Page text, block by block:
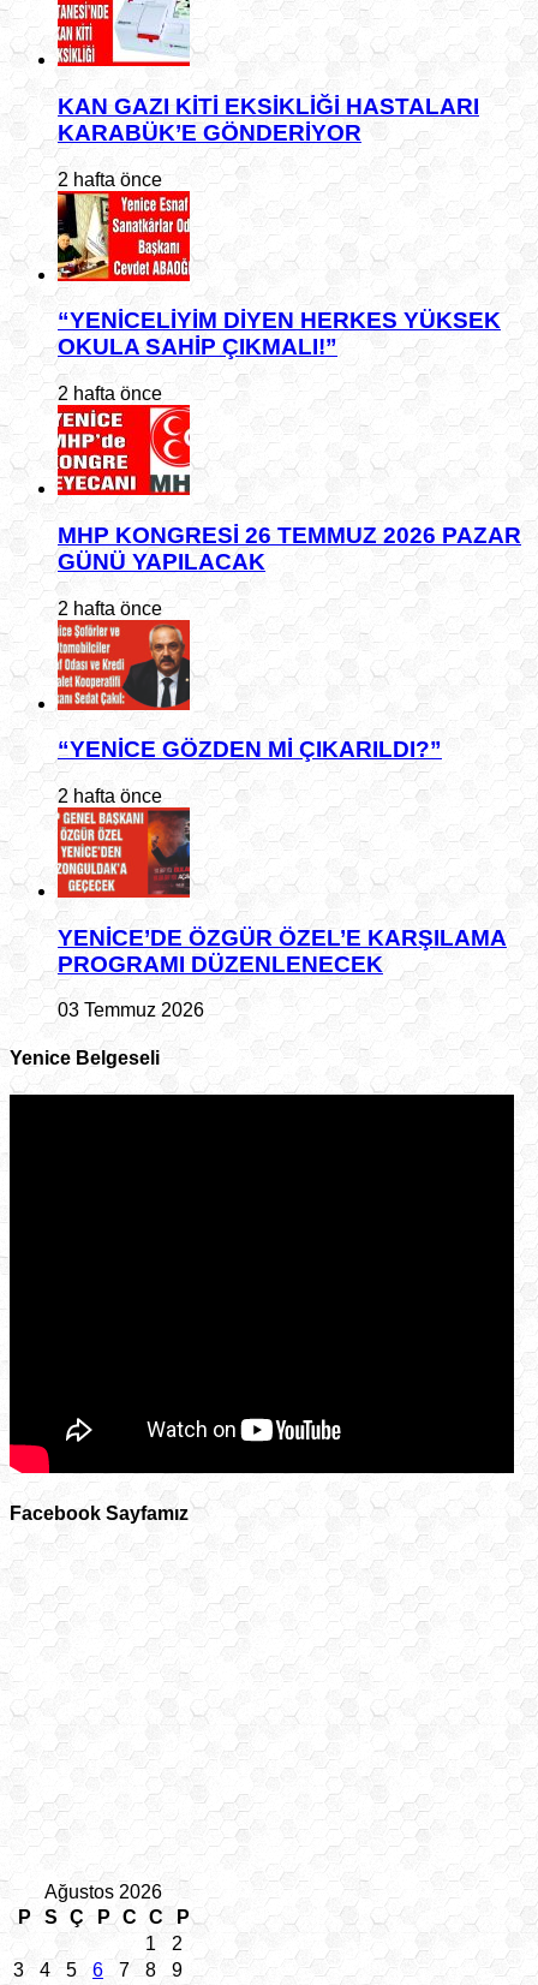
KAN GAZI KİTİ EKSİKLİĞİ HASTALARI
KARABÜK’E GÖNDERİYOR
2 hafta önce
“YENİCELİYİM DİYEN HERKES YÜKSEK
OKULA SAHİP ÇIKMALI!”
2 hafta önce
MHP KONGRESİ 26 TEMMUZ 2026 PAZAR
GÜNÜ YAPILACAK
2 hafta önce
“YENİCE GÖZDEN Mİ ÇIKARILDI?”
2 hafta önce
YENİCE’DE ÖZGÜR ÖZEL’E KARŞILAMA
PROGRAMI DÜZENLENECEK
03 Temmuz 2026
Yenice Belgeseli
Facebook Sayfamız
Ağustos 2026
P
S Ç P C C
P
1
2
3
4 5 6 7 8 9